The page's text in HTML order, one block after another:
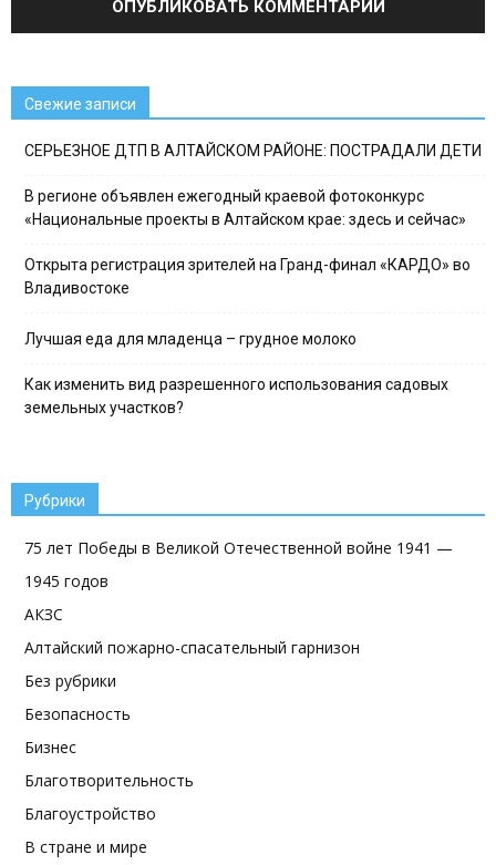
Свежие записи
СЕРЬЕЗНОЕ ДТП В АЛТАЙСКОМ РАЙОНЕ: ПОСТРАДАЛИ ДЕТИ
В регионе объявлен ежегодный краевой фотоконкурс
«Национальные проекты в Алтайском крае: здесь и сейчас»
Открыта регистрация зрителей на Гранд-финал «КАРДО» во
Владивостоке
Лучшая еда для младенца – грудное молоко
Как изменить вид разрешенного использования садовых
земельных участков?
Рубрики
75 лет Победы в Великой Отечественной войне 1941 —
1945 годов
АКЗС
Алтайский пожарно-спасательный гарнизон
Без рубрики
Безопасность
Бизнес
Благотворительность
Благоустройство
В стране и мире